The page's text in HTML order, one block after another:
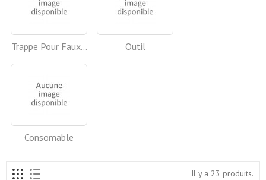
Trappe Pour Faux... Outil
Consomable
Il y a 23 produits.